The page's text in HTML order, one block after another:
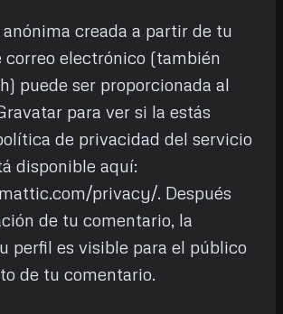
anónima creada a partir de tu
correo electrónico (también
puede ser proporcionada al
para ver si la estás
de privacidad del servicio
disponible aquí:
privacy/. Después
de tu comentario, la
perfil es visible para el público
de tu comentario.